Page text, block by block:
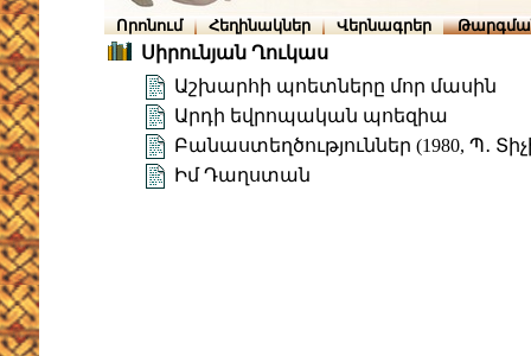
Որոնում Հեղինակներ Վերնագրեր
Սիրունյան Ղուկաս
Աշխարհի պոետները մոր մասին
Արդի եվրոպական պոեզիա
Բանաստեղծություններ (1980, Պ․
Իմ Դաղստան